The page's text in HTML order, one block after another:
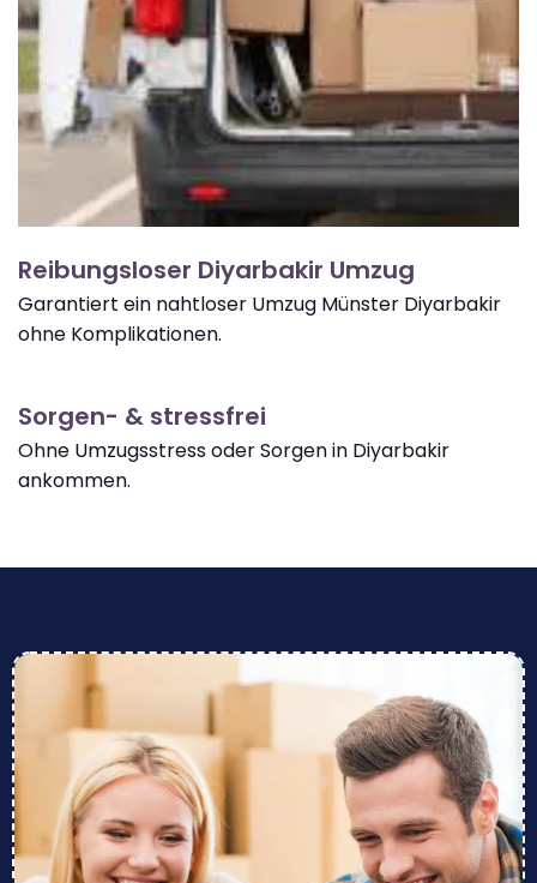
Reibungsloser Diyarbakir Umzug
Garantiert ein nahtloser Umzug Münster Diyarbakir
ohne Komplikationen.
Sorgen- & stressfrei
Ohne Umzugsstress oder Sorgen in Diyarbakir
ankommen.